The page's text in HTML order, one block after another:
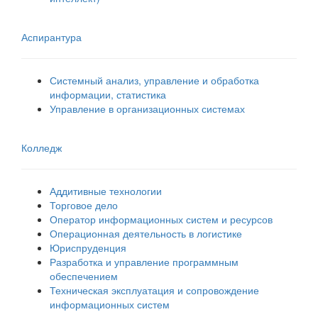
Аспирантура
Системный анализ, управление и обработка
информации, статистика
Управление в организационных системах
Колледж
Аддитивные технологии
Торговое дело
Оператор информационных систем и ресурсов
Операционная деятельность в логистике
Юриспруденция
Разработка и управление программным
обеспечением
Техническая эксплуатация и сопровождение
информационных систем